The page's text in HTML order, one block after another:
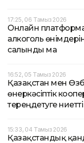
17:25, 06 Тамыз 2026
Онлайн
алкоголь
салынды ма
16:52, 05 Тамыз 2026
Қазақстан мен
өнеркәсіптік
тереңдетуге ниетті
15:33, 04 Тамыз 2026
Қазақстандық